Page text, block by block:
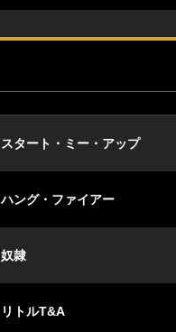
スタート・ミー・アップ
ハング・ファイアー
奴隷
リトルT&A